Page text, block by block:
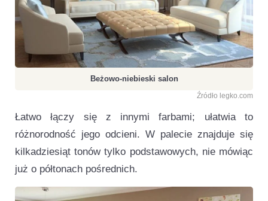
Beżowo-niebieski salon
Źródło legko.com
Łatwo łączy się z innymi farbami; ułatwia to
różnorodność jego odcieni. W palecie znajduje się
kilkadziesiąt tonów tylko podstawowych, nie mówiąc
już o półtonach pośrednich.